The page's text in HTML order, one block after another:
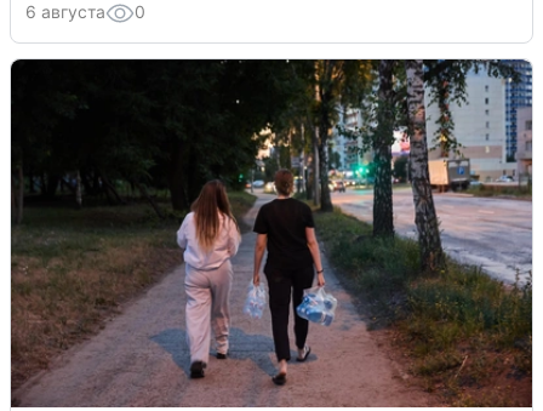
6 августа 0